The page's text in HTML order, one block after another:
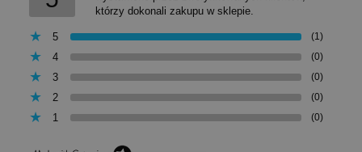
którzy dokonali zakupu w sklepie.
5 (1)
4 (0)
3 (0)
2 (0)
1 (0)